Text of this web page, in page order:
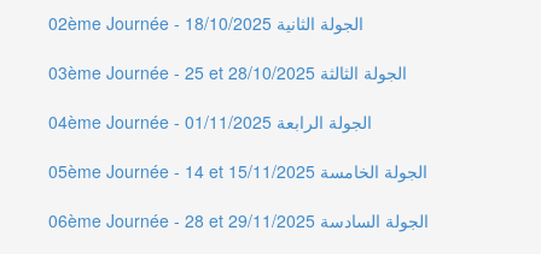
02ème Journée - الجولة الثانية 18/10/2025
03ème Journée - 25 et 28/10/2025 الجولة الثالثة
04ème Journée - 01/11/2025 الجولة الرابعة
05ème Journée - 14 et 15/11/2025 الجولة الخامسة
06ème Journée - 28 et 29/11/2025 الجولة السادسة